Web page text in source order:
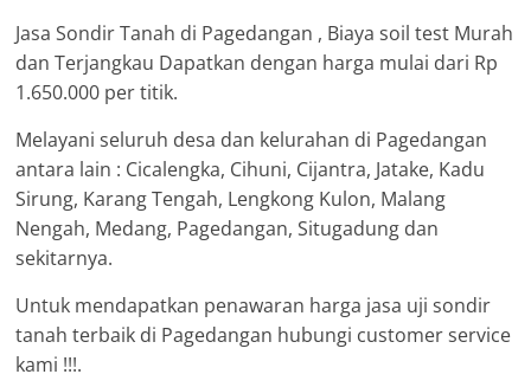
Jasa Sondir Tanah di Pagedangan , Biaya soil test Murah
dan Terjangkau Dapatkan dengan harga mulai dari Rp
1.650.000 per titik.
Melayani seluruh desa dan kelurahan di Pagedangan
antara lain : Cicalengka, Cihuni, Cijantra, Jatake, Kadu
Sirung, Karang Tengah, Lengkong Kulon, Malang
Nengah, Medang, Pagedangan, Situgadung dan
sekitarnya.
Untuk mendapatkan penawaran harga jasa uji sondir
tanah terbaik di Pagedangan hubungi customer service
kami !!!.